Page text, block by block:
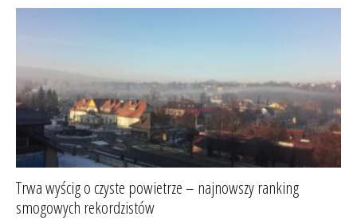
Trwa wyścig o czyste powietrze – najnowszy ranking
smogowych rekordzistów